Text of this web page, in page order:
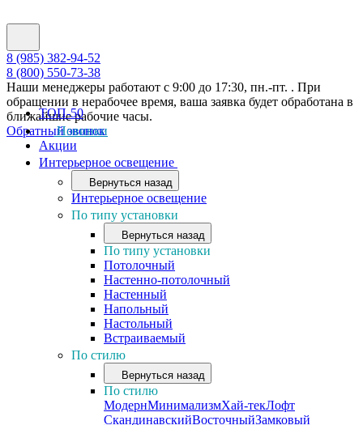
8 (985) 382-94-52
8 (800) 550-73-38
Наши менеджеры работают с 9:00 до 17:30, пн.-пт. . При
обращении в нерабочее время, ваша заявка будет обработана в
ближайшие рабочие часы.
Обратный звонок
ТОП-50
Новинки
Акции
Интерьерное освещение
Вернуться назад
Интерьерное освещение
По типу установки
Вернуться назад
По типу установки
Потолочный
Настенно-потолочный
Настенный
Напольный
Настольный
Встраиваемый
По стилю
Вернуться назад
По стилю
МодернМинимализмХай-текЛофт
СкандинавскийВосточныйЗамковый